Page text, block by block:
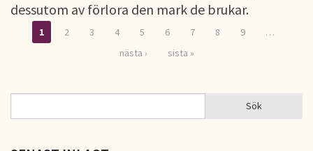
dessutom av förlora den mark de brukar.
1 2 3 4 5 6 7 8 9
…
nästa ›
sista »
SÖKFORMULÄR Sök